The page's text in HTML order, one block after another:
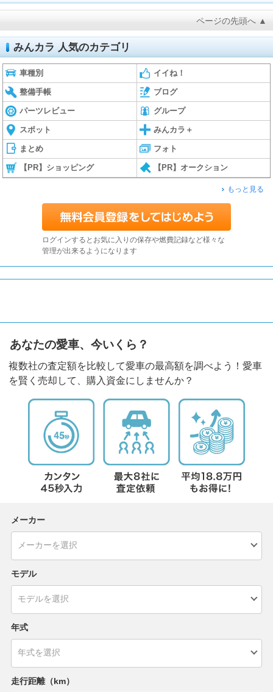
ページの先頭へ ▲
みんカラ 人気のカテゴリ
車種別 イイね！
整備手帳 ブログ
パーツレビュー グループ
スポット みんカラ＋
まとめ フォト
【PR】ショッピング 【PR】オークション
もっと見る
ログインするとお気に入りの保存や燃費記録など様々な
管理が出来るようになります
あなたの愛車、今いくら？
複数社の査定額を比較して愛車の最高額を調べよう！愛車
を賢く売却して、購入資金にしませんか？
メーカー
モデル
年式
走行距離（km）